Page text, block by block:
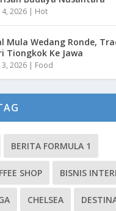
4, 2026 | Hot
Mula Wedang Ronde,
Tiongkok Ke Jawa
3, 2026 | Food
BERITA FORMULA 1
SHOP BISNIS
CHELSEA